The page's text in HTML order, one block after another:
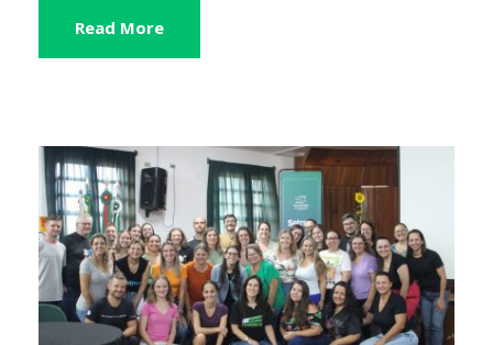
Read More